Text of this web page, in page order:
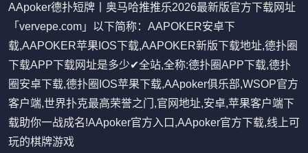
AApoker德扑短牌丨奥马哈推推乐2026最新版官方下载网址
「vervepe.com」以下简称：AAPOKER安卓下
载,AAPOKER苹果IOS下载,AAPOKER新版下载地址,德扑圈
下载APP下载网址是多少✔全站,全称:德扑圈APP下载,德扑
圈安卓下载,德扑圈IOS苹果下载,AApoker俱乐部,WSOP官方
客户端,世界扑克最高荣誉之门,官网地址,安卓,苹果客户端下
载助你一战成名!AApoker官方入口,AApoker官方下载,线上可
玩的棋牌游戏